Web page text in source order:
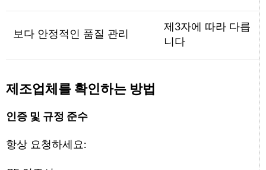
보다 안정적인 품질 관리
제3자에 따라 다릅
니다
제조업체를 확인하는 방법
인증 및 규정 준수
항상 요청하세요: